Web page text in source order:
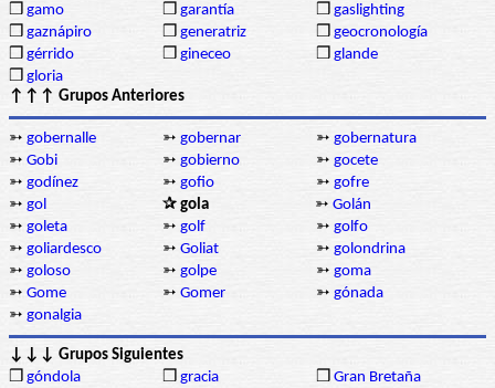
❒ gamo ❒ garantía ❒ gaslighting
❒ gaznápiro ❒ generatriz ❒ geocronología
❒ gérrido ❒ gineceo ❒ glande
❒ gloria
↑↑↑ Grupos Anteriores
➳ gobernalle ➳ gobernar ➳ gobernatura
➳ Gobi ➳ gobierno ➳ gocete
➳ godínez ➳ gofio ➳ gofre
➳ gol ✰ gola ➳ Golán
➳ goleta ➳ golf ➳ golfo
➳ goliardesco ➳ Goliat ➳ golondrina
➳ goloso ➳ golpe ➳ goma
➳ Gome ➳ Gomer ➳ gónada
➳ gonalgia
↓↓↓ Grupos Siguientes
❒ góndola ❒ gracia ❒ Gran Bretaña